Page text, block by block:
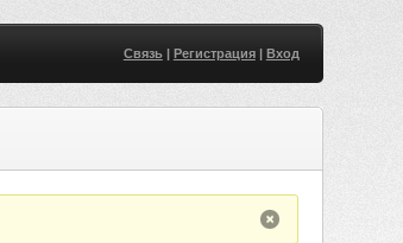
Связь| Регистрация| Вход